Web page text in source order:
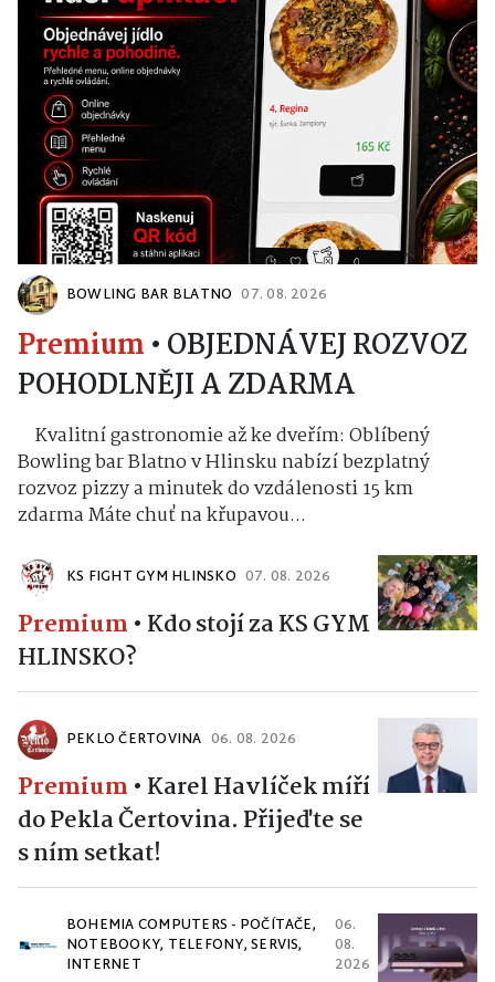
BOWLING BAR BLATNO 07. 08. 2026
Premium • OBJEDNÁVEJ ROZVOZ
POHODLNĚJI A ZDARMA
Kvalitní gastronomie až ke dveřím: Oblíbený
Bowling bar Blatno v Hlinsku nabízí bezplatný
rozvoz pizzy a minutek do vzdálenosti 15 km
zdarma Máte chuť na křupavou...
KS FIGHT GYM HLINSKO 07. 08. 2026
Premium • Kdo stojí za KS GYM
HLINSKO?
PEKLO ČERTOVINA 06. 08. 2026
Premium • Karel Havlíček míří
do Pekla Čertovina. Přijeďte se
s ním setkat!
BOHEMIA COMPUTERS - POČÍTAČE,
NOTEBOOKY, TELEFONY, SERVIS,
INTERNET
06.
08.
2026